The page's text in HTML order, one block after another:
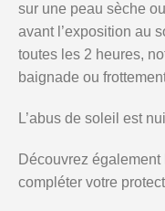
sur une peau sèche
avant l’exposition au
toutes les 2 heures,
baignade ou
L’abus de soleil est
Découvrez également
compléter votre